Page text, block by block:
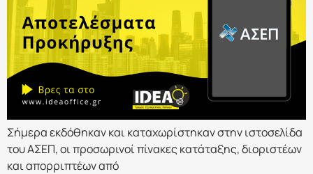
Σήμερα εκδόθηκαν και καταχωρίστηκαν στην ιστοσελίδα
του ΑΣΕΠ, οι προσωρινοί πίνακες κατάταξης, διοριστέων
και απορριπτέων από